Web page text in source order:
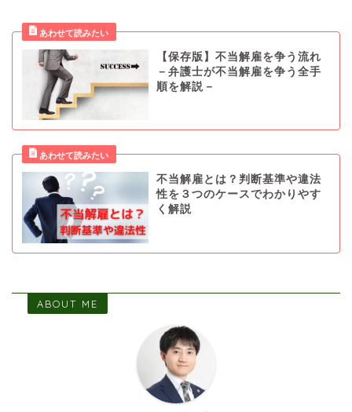
【保存版】不当解雇を争う流れ
－弁護士が不当解雇を争う全手
順を解説－
不当解雇とは？判断基準や違法
性を３つのケースでわかりやす
く解説
ABOUT ME